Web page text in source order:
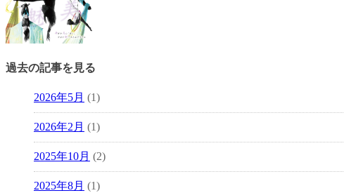
過去の記事を見る
2026年5月 (1)
2026年2月 (1)
2025年10月 (2)
2025年8月 (1)